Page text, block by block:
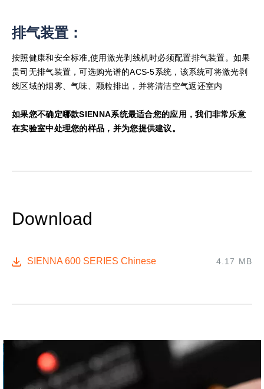
排气装置：
按照健康和安全标准,使用激光剥线机时必须配置排气装置。如果
贵司无排气装置，可选购光谱的ACS-5系统，该系统可将激光剥
线区域的烟雾、气味、颗粒排出，并将清洁空气返还室内
如果您不确定哪款SIENNA系统最适合您的应用，我们非常乐意
在实验室中处理您的样品，并为您提供建议。
Download
SIENNA 600 SERIES Chinese 4.17 MB